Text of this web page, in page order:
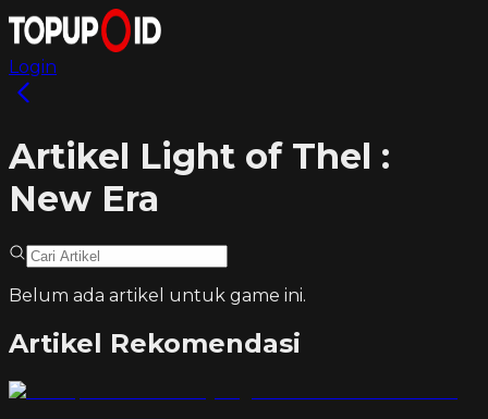
Login
Artikel Light of Thel :
New Era
Belum ada artikel untuk game ini.
Artikel Rekomendasi